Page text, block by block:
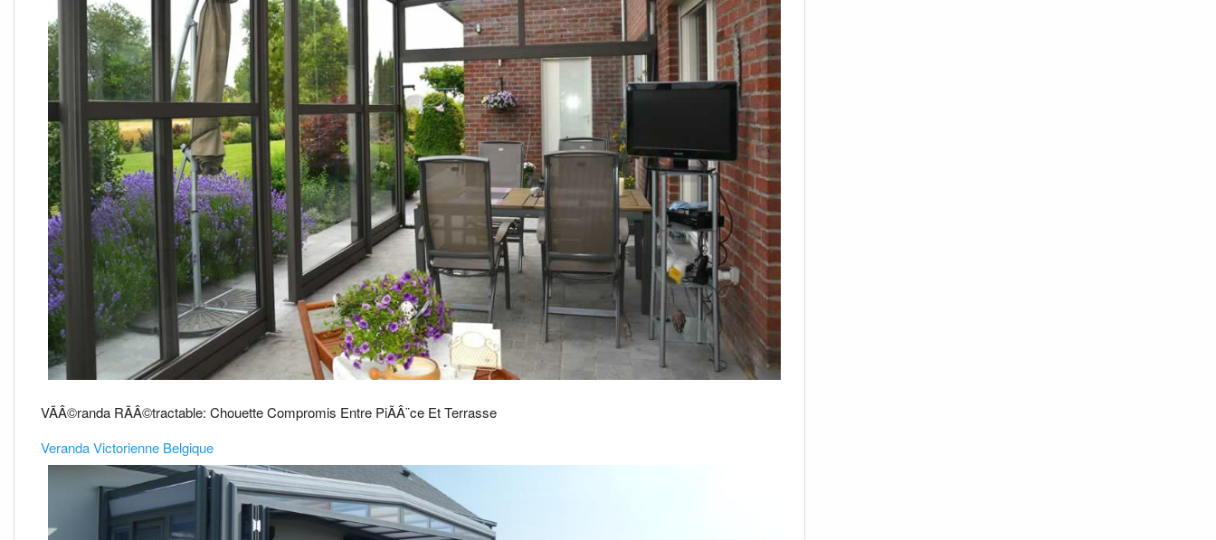
VÃÂ©randa RÃÂ©tractable: Chouette Compromis Entre PiÃÂ¨ce Et Terrasse
Veranda Victorienne Belgique